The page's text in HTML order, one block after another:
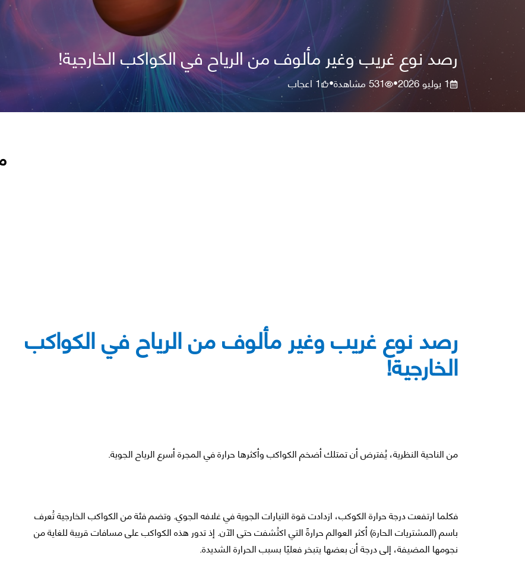
رصد نوع غريب وغير مألوف من الرياح في الكواكب الخارجية!
1 يوليو 2026 •
531مشاهدة•
1 اعجاب
رصد نوع غريب وغير مألوف من الرياح في الكواكب
الخارجية!
من الناحية النظرية، يُفترض أن تمتلك أضخم الكواكب وأكثرها حرارة في المجرة أسرع الرياح الجوية.
فكلما ارتفعت درجة حرارة الكوكب، ازدادت قوة التيارات الجوية في غلافه الجوي. وتضم فئة من الكواكب الخارجية تُعرف
باسم (المشتريات الحارة) أكثر العوالم حرارةً التي اكتُشفت حتى الآن. إذ تدور هذه الكواكب على مسافات قريبة للغاية من
نجومها المضيفة، إلى درجة أن بعضها يتبخر فعليًا بسبب الحرارة الشديدة.